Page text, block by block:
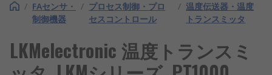
/ FAセンサ・
制御機器
/ プロセス制御・プロ
セスコントロール
/ 温度伝送器・温度
トランスミッタ
LKMelectronic 温度トランスミ